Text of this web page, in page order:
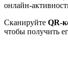
онлайн-
Сканируйте QR-
чтобы получить